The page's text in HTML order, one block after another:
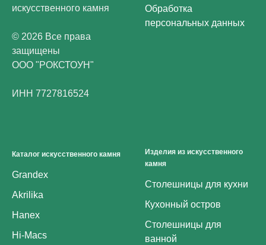
искусственного камня
© 2026 Все права
защищены
ООО "РОКСТОУН"
ИНН 7727816524
Обработка
персональных данных
Каталог искусственного камня
Grandex
Akrilika
Hanex
Hi-Macs
Изделия из искусственного
камня
Столешницы для кухни
Кухонный остров
Столешницы для
ванной